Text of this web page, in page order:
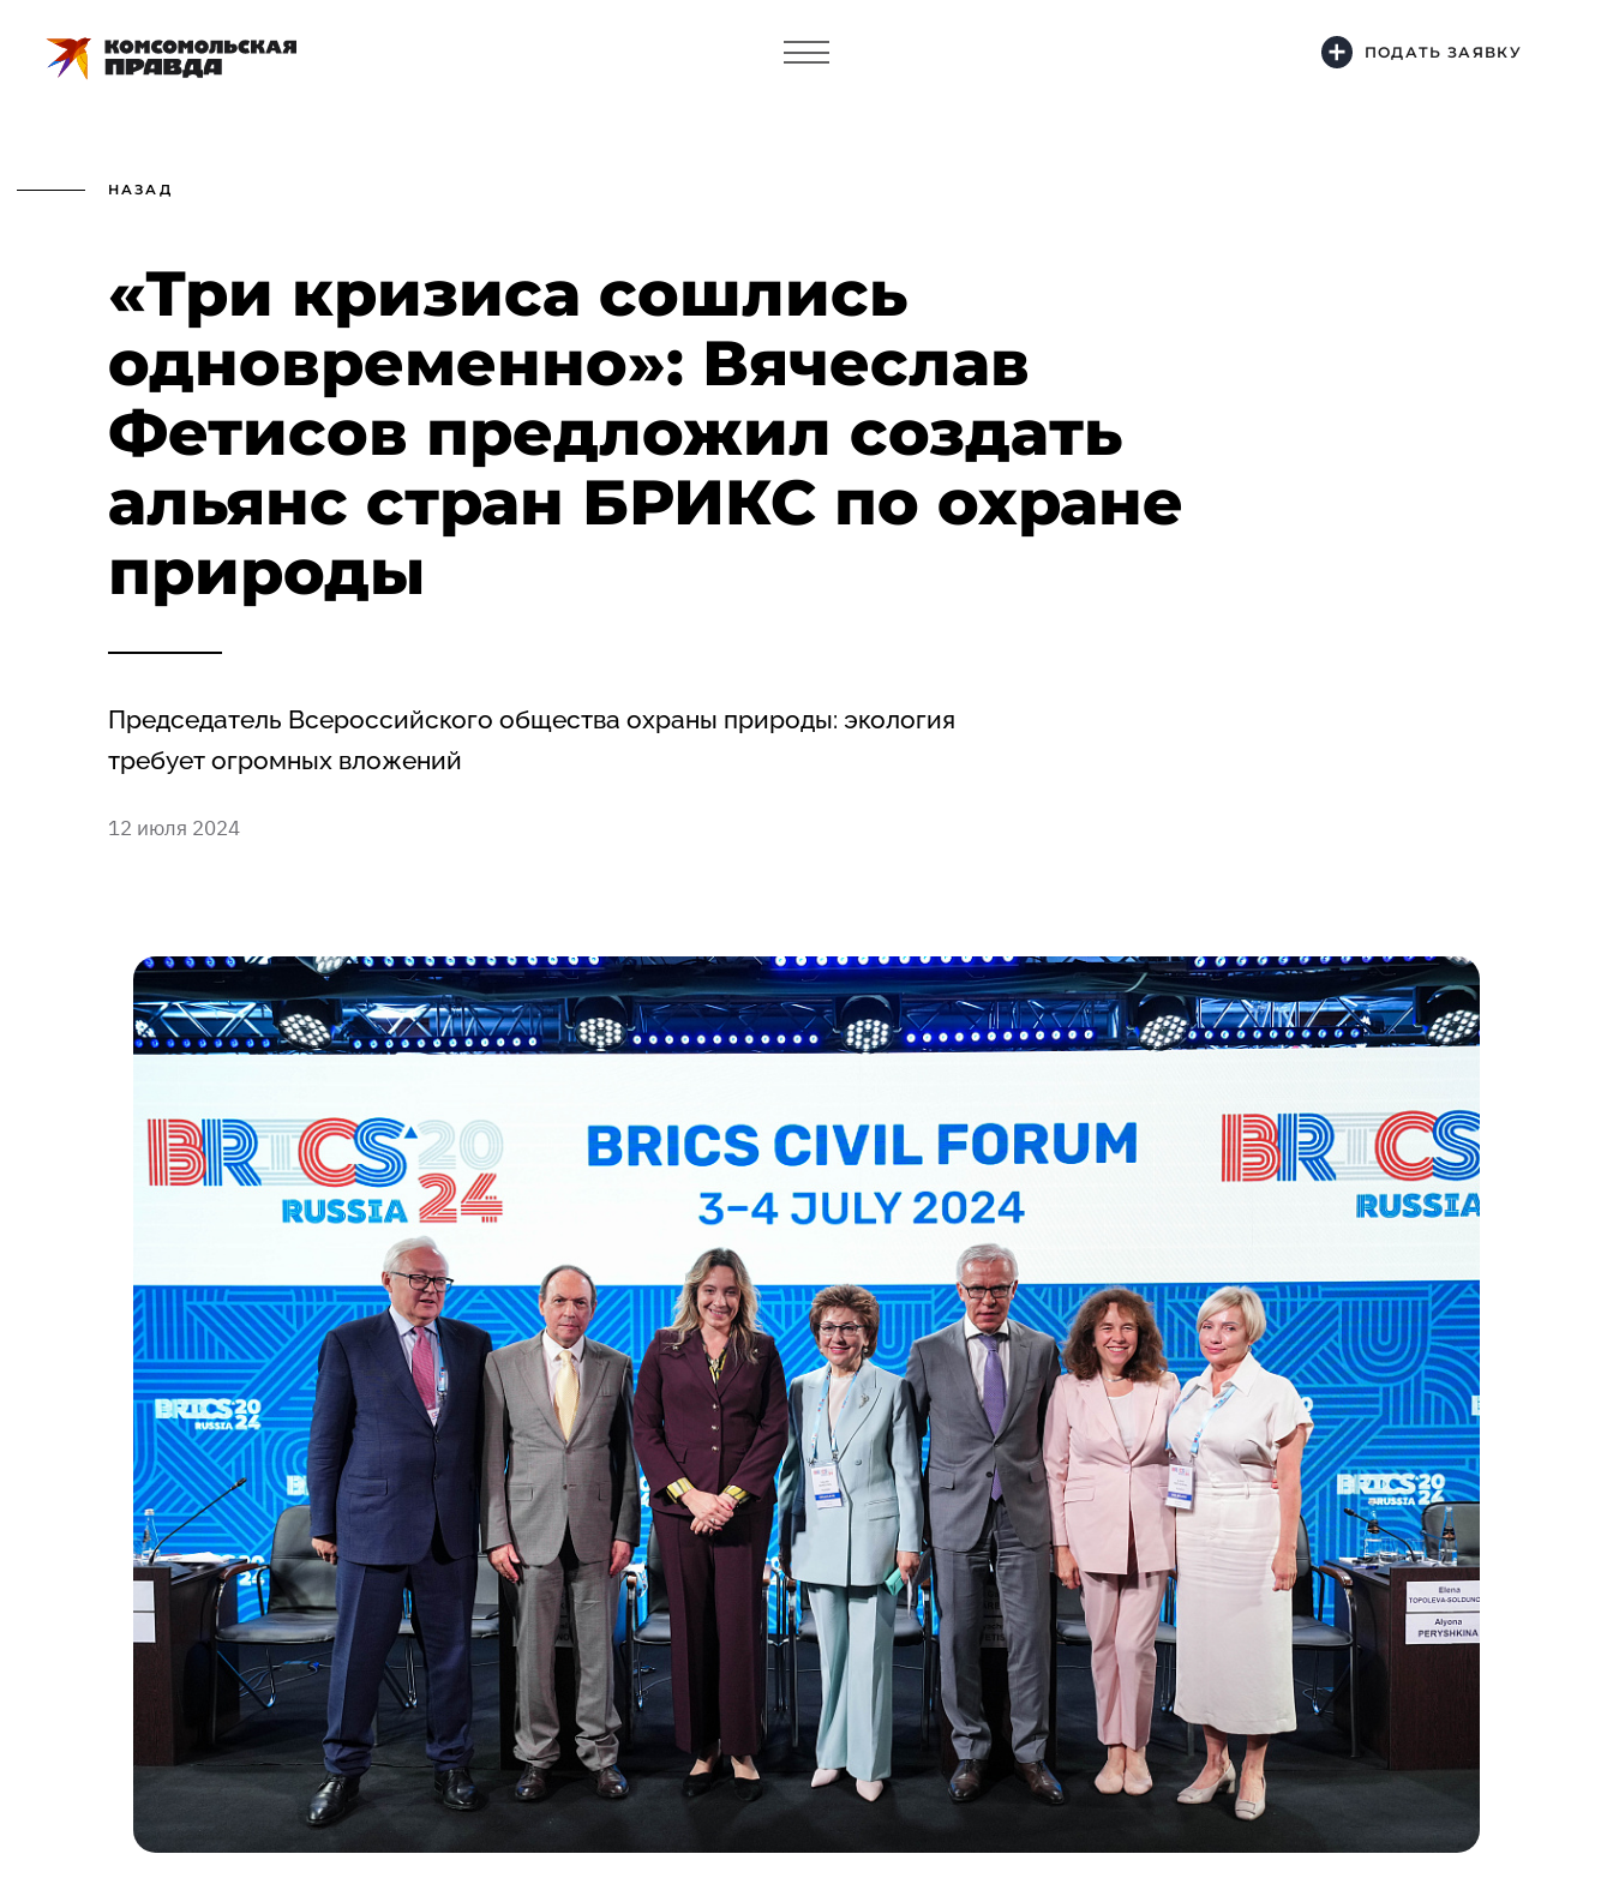
ПОДАТЬ ЗАЯВКУ
НАЗАД
«Три кризиса сошлись
одновременно»: Вячеслав
Фетисов предложил создать
альянс стран БРИКС по охране
природы
Председатель Всероссийского общества охраны природы: экология
требует огромных вложений
12 июля 2024